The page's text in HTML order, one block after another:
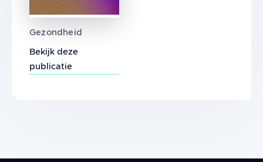
Gezondheid
Bekijk deze
publicatie